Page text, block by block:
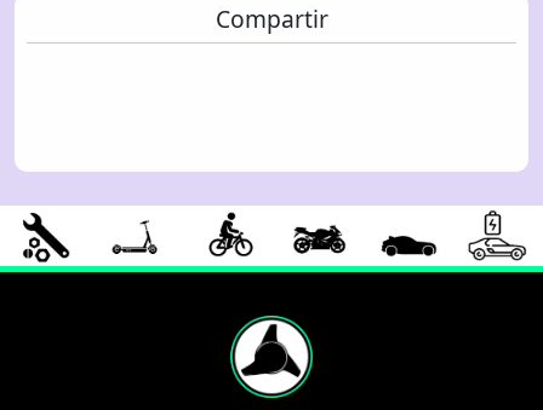
Compartir